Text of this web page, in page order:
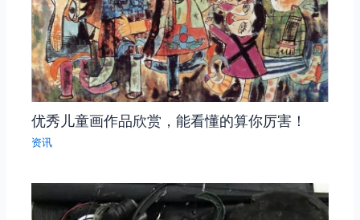
优秀儿童画作品欣赏，能看懂的算你厉害！
资讯